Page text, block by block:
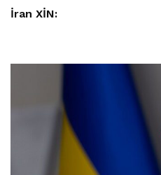
İran XİN: